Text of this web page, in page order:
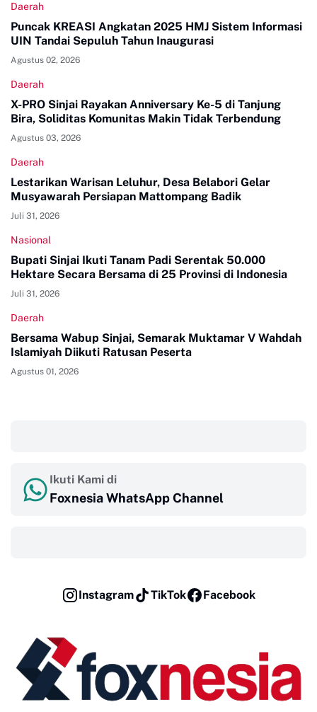
Daerah
Puncak KREASI Angkatan 2025 HMJ Sistem Informasi
UIN Tandai Sepuluh Tahun Inaugurasi
Agustus 02, 2026
Daerah
X-PRO Sinjai Rayakan Anniversary Ke-5 di Tanjung
Bira, Soliditas Komunitas Makin Tidak Terbendung
Agustus 03, 2026
Daerah
Lestarikan Warisan Leluhur, Desa Belabori Gelar
Musyawarah Persiapan Mattompang Badik
Juli 31, 2026
Nasional
Bupati Sinjai Ikuti Tanam Padi Serentak 50.000
Hektare Secara Bersama di 25 Provinsi di Indonesia
Juli 31, 2026
Daerah
Bersama Wabup Sinjai, Semarak Muktamar V Wahdah
Islamiyah Diikuti Ratusan Peserta
Agustus 01, 2026
Ikuti Kami di
Foxnesia WhatsApp Channel
Instagram TikTok Facebook